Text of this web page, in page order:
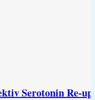
Serotonin Re-